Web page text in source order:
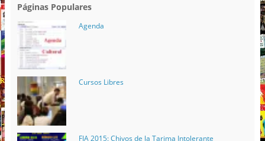
Páginas Populares
Agenda
Cursos Libres
FIA 2015: Chivos de la Tarima Intolerante